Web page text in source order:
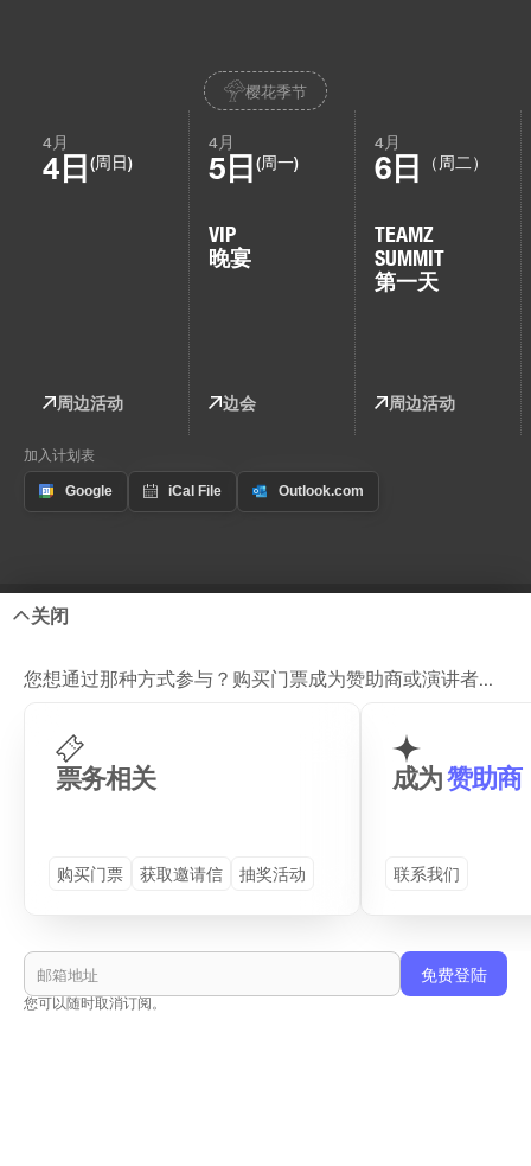
您想通过那种方式参与？购买门票成为赞助商或演讲者...
票务相关
购买门票 获取邀请信 抽奖活动
成为赞助商
联系我们
您可以随时取消订阅。
关闭
樱花季节
4月
4日 (周日)
周边活动
4月
5日 (周一)
VIP
晚宴
边会
4月
6日 （周二）
TEAMZ
SUMMIT
第一天
周边活动
加入计划表
Site Map
首页
合作企业
活动场地
プログラム (TS26)
周边活动
查看和服租赁